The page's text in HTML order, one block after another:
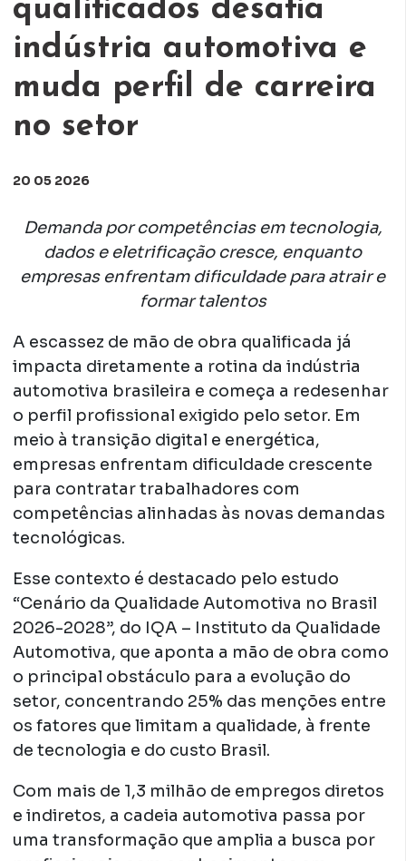
qualificados desafia
indústria automotiva e
muda perfil de carreira
no setor
20 05 2026
Demanda por competências em tecnologia,
dados e eletrificação cresce, enquanto
empresas enfrentam dificuldade para atrair e
formar talentos
A escassez de mão de obra qualificada já
impacta diretamente a rotina da indústria
automotiva brasileira e começa a redesenhar
o perfil profissional exigido pelo setor. Em
meio à transição digital e energética,
empresas enfrentam dificuldade crescente
para contratar trabalhadores com
competências alinhadas às novas demandas
tecnológicas.
Esse contexto é destacado pelo estudo
“Cenário da Qualidade Automotiva no Brasil
2026-2028”, do IQA – Instituto da Qualidade
Automotiva, que aponta a mão de obra como
o principal obstáculo para a evolução do
setor, concentrando 25% das menções entre
os fatores que limitam a qualidade, à frente
de tecnologia e do custo Brasil.
Com mais de 1,3 milhão de empregos diretos
e indiretos, a cadeia automotiva passa por
uma transformação que amplia a busca por